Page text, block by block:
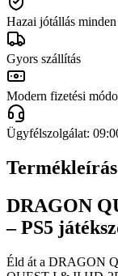
Hazai jótállás
Gyors szállítás
Modern fizetési
Ügyfélszolgálat:
Termékleírás
DRAGON
– PS5
Éld át a DRAGON